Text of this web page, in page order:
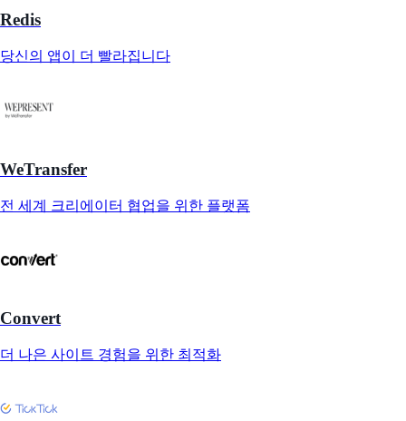
Redis
당신의 앱이 더 빨라집니다
WeTransfer
전 세계 크리에이터 협업을 위한 플랫폼
Convert
더 나은 사이트 경험을 위한 최적화